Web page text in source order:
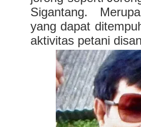
Sigantang.
yang dapat
aktivitas petani